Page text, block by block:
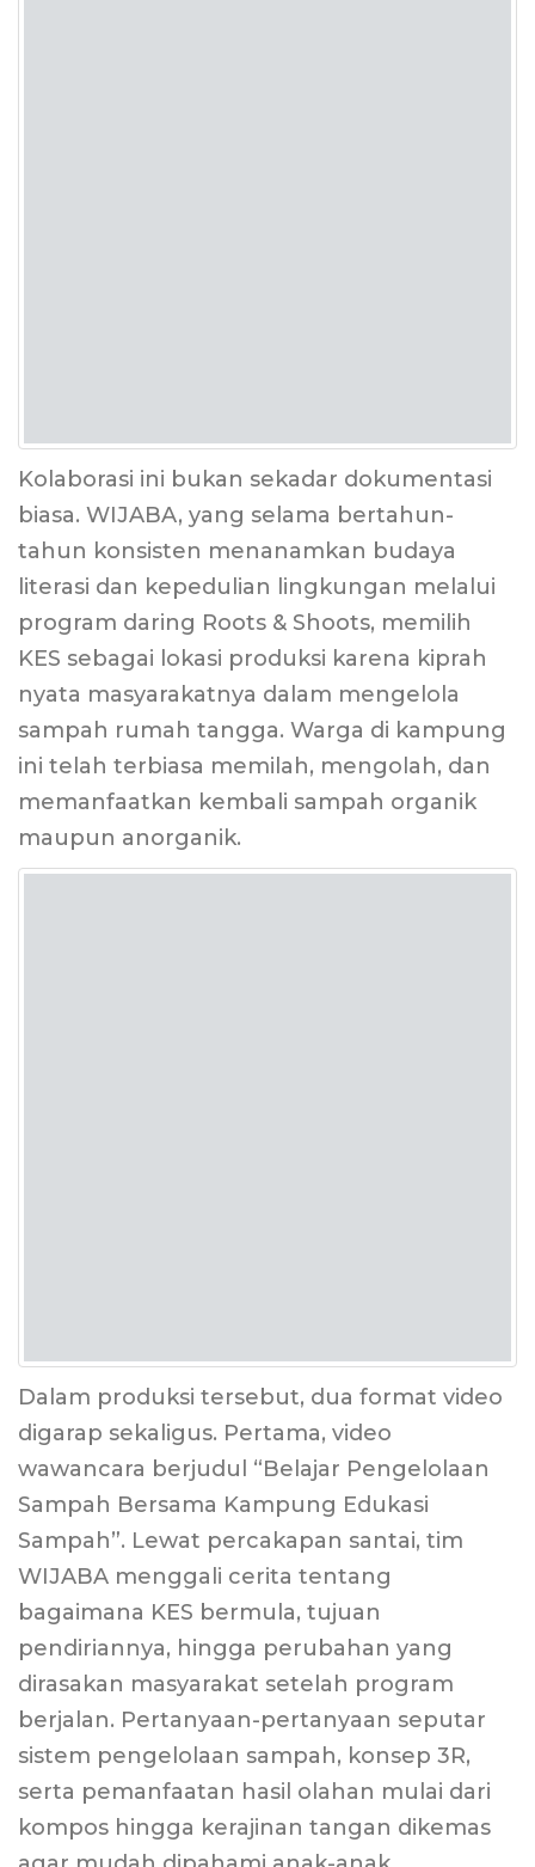
Kolaborasi ini bukan sekadar dokumentasi
biasa. WIJABA, yang selama bertahun-
tahun konsisten menanamkan budaya
literasi dan kepedulian lingkungan melalui
program daring Roots & Shoots, memilih
KES sebagai lokasi produksi karena kiprah
nyata masyarakatnya dalam mengelola
sampah rumah tangga. Warga di kampung
ini telah terbiasa memilah, mengolah, dan
memanfaatkan kembali sampah organik
maupun anorganik.
Dalam produksi tersebut, dua format video
digarap sekaligus. Pertama, video
wawancara berjudul “Belajar Pengelolaan
Sampah Bersama Kampung Edukasi
Sampah”. Lewat percakapan santai, tim
WIJABA menggali cerita tentang
bagaimana KES bermula, tujuan
pendiriannya, hingga perubahan yang
dirasakan masyarakat setelah program
berjalan. Pertanyaan-pertanyaan seputar
sistem pengelolaan sampah, konsep 3R,
serta pemanfaatan hasil olahan mulai dari
kompos hingga kerajinan tangan dikemas